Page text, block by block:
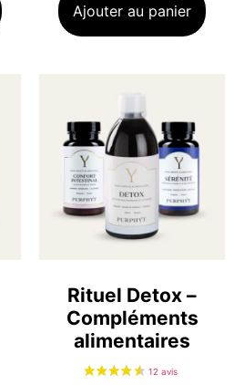
Ajouter au panier
Rituel Detox –
Compléments
alimentaires